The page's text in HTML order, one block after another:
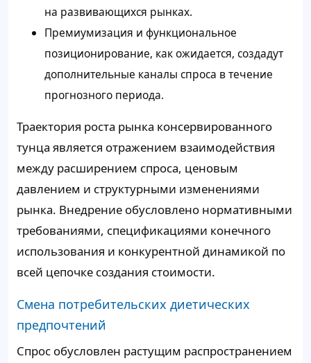
на развивающихся рынках.
Премиумизация и функциональное
позиционирование, как ожидается, создадут
дополнительные каналы спроса в течение
прогнозного периода.
Траектория роста рынка консервированного
тунца является отражением взаимодействия
между расширением спроса, ценовым
давлением и структурными изменениями
рынка. Внедрение обусловлено нормативными
требованиями, спецификациями конечного
использования и конкурентной динамикой по
всей цепочке создания стоимости.
Смена потребительских диетических
предпочтений
Спрос обусловлен растущим распространением